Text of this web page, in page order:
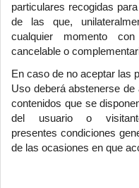
particulares recogidas
de las que,
cualquier momento
cancelable o
En caso de no aceptar las
Uso deberá abstenerse
contenidos que se
del usuario o
presentes condiciones
de las ocasiones en que